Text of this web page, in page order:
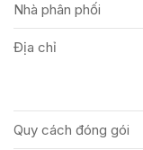
Nhà phân phối
Địa chỉ
Quy cách đóng gói